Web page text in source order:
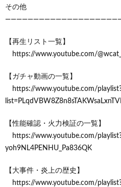
その他
【再生リスト一覧】
https://www.youtube.com/
【ガチャ動画の一覧】
https://www.youtube.com/
【性能確認・火力検証の一覧】
https://www.youtube.com/
yoh9NL4PENHU_Pa836QK
【大事件・炎上の歴史】
https://www.youtube.com/